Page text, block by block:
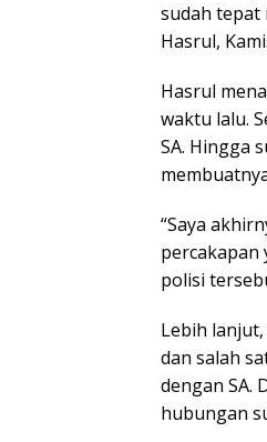
sudah tepat
Hasrul,
Hasrul
waktu lalu.
SA. Hingga
“Saya
percakapan
polisi
Lebih
dan salah
dengan SA.
hubungan